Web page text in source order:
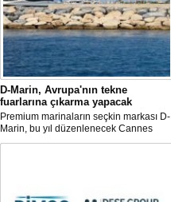
D-Marin, Avrupa'nın tekne
fuarlarına çıkarma yapacak
Premium marinaların seçkin markası D-
Marin, bu yıl düzenlenecek Cannes
Yachting Festival ve Cenova